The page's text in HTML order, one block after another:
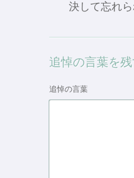
決して忘れ
追悼の言葉を
追悼の言葉